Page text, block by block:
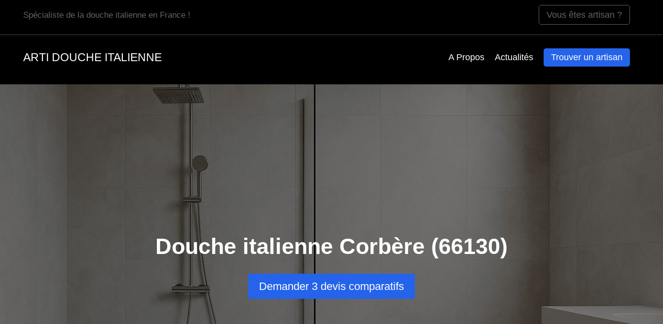
Spécialiste de la douche italienne en France ! Vous êtes artisan ?
ARTI DOUCHE ITALIENNE A Propos Actualités Trouver un artisan
Douche italienne Corbère (66130)
Demander 3 devis comparatifs